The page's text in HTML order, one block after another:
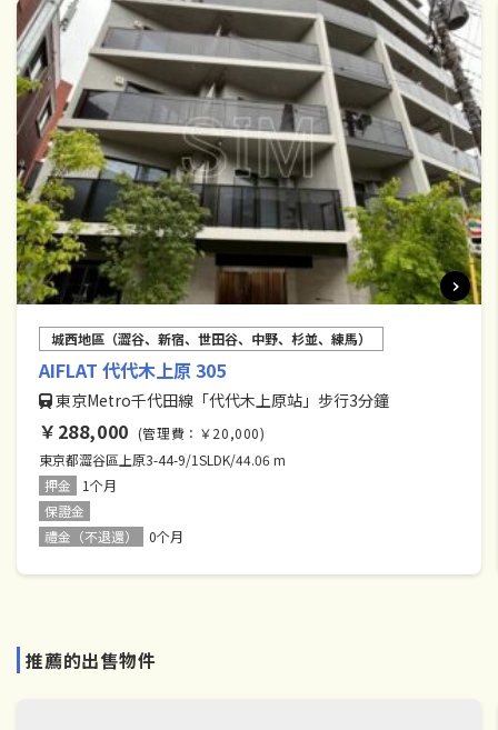
城西地區（澀谷、新宿、世田谷、中野、杉並、練馬）
AIFLAT 代代木上原 305
東京Metro千代田線「代代木上原站」步行3分鐘
￥288,000 (管理費：￥20,000)
東京都澀谷區上原3-44-9/1SLDK/44.06 m
押金
1个月
保證金
禮金（不退還）
0个月
推薦的出售物件